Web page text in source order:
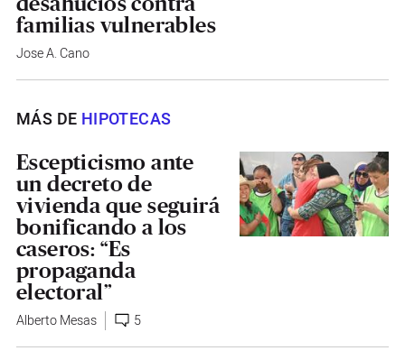
familias vulnerables
Jose A. Cano
MÁS DE HIPOTECAS
Escepticismo ante
un decreto de
vivienda que seguirá
bonificando a los
caseros: “Es
propaganda
electoral”
Alberto Mesas 5